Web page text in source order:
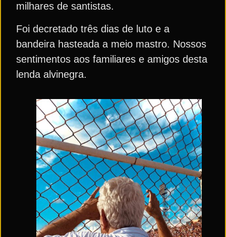
milhares de santistas.
Foi decretado três dias de luto e a
bandeira hasteada a meio mastro. Nossos
sentimentos aos familiares e amigos desta
lenda alvinegra.